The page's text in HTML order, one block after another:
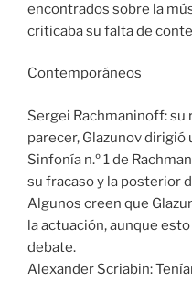
encontrados sobre la
criticaba su falta de
Contemporáneos
Sergei Rachmaninoff: su
parecer, Glazunov
Sinfonía n.º 1 de
su fracaso y la posterior
Algunos creen que
la actuación, aunque
debate.
Alexander Scriabin: